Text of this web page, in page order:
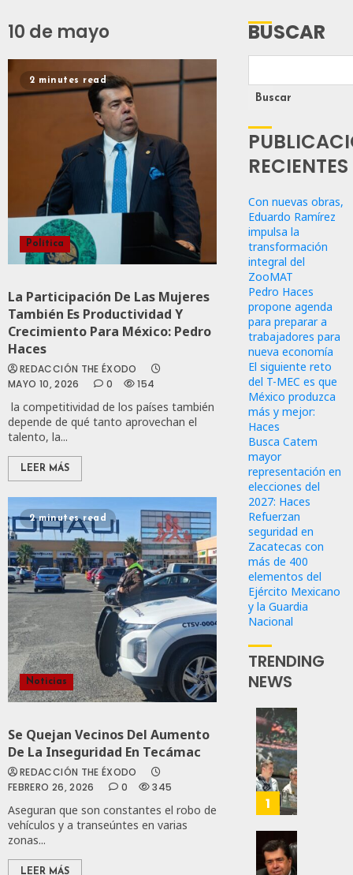
10 de mayo
2 minutes read
Política
La Participación De Las Mujeres
También Es Productividad Y
Crecimiento Para México: Pedro
Haces
REDACCIÓN THE ÉXODO
MAYO 10, 2026
0 154
la competitividad de los países también
depende de qué tanto aprovechan el
talento, la...
LEER MÁS
2 minutes read
Noticias
Se Quejan Vecinos Del Aumento
De La Inseguridad En Tecámac
REDACCIÓN THE ÉXODO
FEBRERO 26, 2026
0 345
Aseguran que son constantes el robo de
vehículos y a transeúntes en varias
zonas...
LEER MÁS
BUSCAR
Buscar
RECIENTES
Con nuevas obras,
Eduardo Ramírez
impulsa la
transformación
integral del
ZooMAT
Pedro Haces
propone agenda
para preparar a
trabajadores para
nueva economía
El siguiente reto
del T-MEC es que
México produzca
más y mejor:
Haces
Busca Catem
mayor
representación en
elecciones del
2027: Haces
Refuerzan
seguridad en
Zacatecas con
más de 400
elementos del
Ejército Mexicano
y la Guardia
Nacional
TRENDING
NEWS
1